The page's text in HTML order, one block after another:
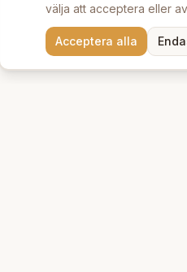
välja att acceptera eller
Acceptera alla